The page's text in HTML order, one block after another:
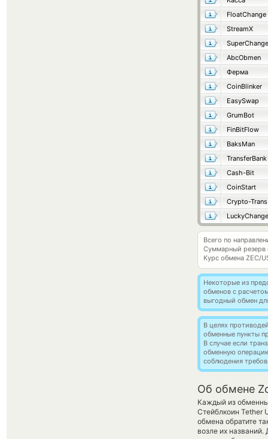
FloatChange
StreamX
SuperChange
AbcObmen
Ферма
CoinBlinker
EasySwap
GrumBot
FinBitFlow
BaksMan
TransferBank
Cash-Bit
CoinStart
Crypto-Trans
LuckyChange
Всего по
Суммарный резерв
Курс обмена ZEC/
Некоторые из
обменов с
выгодный обмен
В целях
обменные пункты
В случае если
обменную
соблюдения
Об обмене
Каждый из
Стейблкоин Tether
обмена обратите
возле их